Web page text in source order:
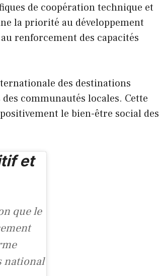
de coopération technique et
la priorité au développement
renforcement des capacités
des destinations
communautés locales. Cette
le bien-être social des
et
que le
national